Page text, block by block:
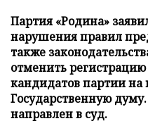
Партия «Родина»
нарушения правил
также
отменить
кандидатов партии на
Государственную
направлен в суд.